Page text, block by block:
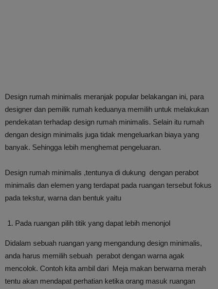
Design rumah minimalis meranjak popular belakangan ini, para
designer dan pemilik rumah keduanya memilih untuk melakukan
pendekatan terhadap design rumah minimalis. Selain itu rumah
dengan design minimalis juga tidak mengeluarkan biaya yang
banyak. Sehingga lebih menghemat pengeluaran.
Design rumah minimalis ,tentunya di dukung dengan perabot
minimalis dan elemen yang terdapat pada ruangan tersebut fokus
pada tekstur, warna dan bentuk yaitu
Pada ruangan pilih titik yang dapat lebih menonjol
Didalam sebuah ruangan yang mengandung design minimalis,
anda harus memilih sebuah perabot dengan warna agak
mencolok. Contoh kita ambil dari Meja makan berwarna merah
tentu akan mendapat perhatian ketika orang masuk ruangan